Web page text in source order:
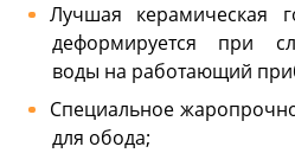
Лучшая керамическая
деформируется при
воды на работающий
Специальное
для обода;